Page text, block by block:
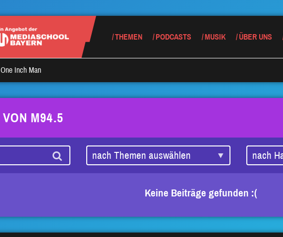
THEMEN PODCASTS MUSIK ÜBER UNS
One Inch Man
M94.5
Keine Beiträge gefunden :(